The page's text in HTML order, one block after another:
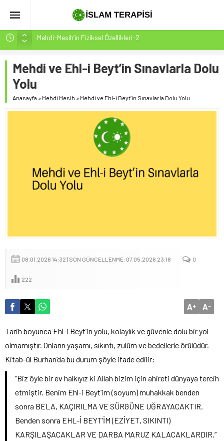
Mehdi-Mesih’in Fiziksel Özellikleri-2
Hakikatin Nihai Ölçüsü: Kur’an-ı Kerim’in Önceki Kitapları
Tasdiki ve Tahrifleri Arındırması
Peygamber Müjdesi Mehdi Mesih’in Gelişi Kitabımız
İsrâ Sûresi(17) 1. Ayet’in 7 Dilde Yazılışı
SAKIN ÇOĞUNLUK SİZİ ALDATMASIN
Mehdi ve Ehl-i Beyt’in Sınavlarla Dolu
Yolu
Anasayfa » Mehdi Mesih » Mehdi ve Ehl-i Beyt’in Sınavlarla Dolu Yolu
08.01.2026 14:32 | SON GÜNCELLENME: 07.05.2026 23:18 0
222
A+ A-
Tarih boyunca Ehl-i Beyt’in yolu, kolaylık ve güvenle dolu bir yol
olmamıştır. Onların yaşamı, sıkıntı, zulüm ve bedellerle örülüdür.
Kitab-ül Burhan’da bu durum şöyle ifade edilir:
“Biz öyle bir ev halkıyız ki Allah bizim için ahireti dünyaya tercih
etmiştir. Benim Ehl-i Beyt’im (soyum) muhakkak benden
sonra BELA, KAÇIRILMA VE SÜRGÜNE UĞRAYACAKTIR.
Benden sonra EHL-İ BEYT’İM (EZİYET, SIKINTI)
KARŞILAŞACAKLAR VE DARBA MARUZ KALACAKLARDIR.”